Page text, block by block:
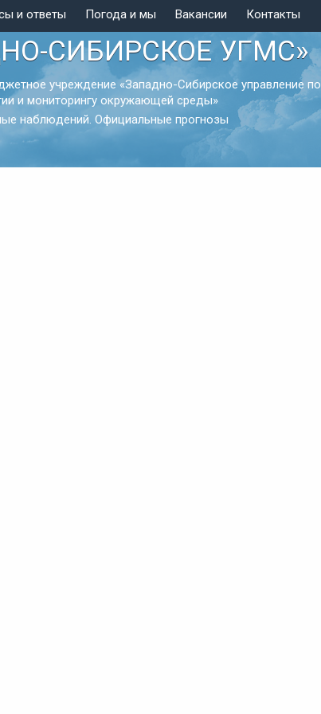
и ответы Погода и мы Вакансии Контакты
СИБИРСКОЕ УГМС»
учреждение «Западно-Сибирское управление по
и мониторингу окружающей среды»
наблюдений. Официальные прогнозы